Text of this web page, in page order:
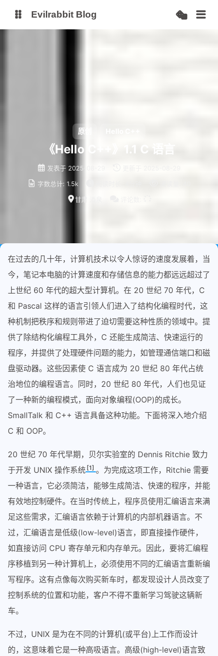
Evilrabbit Blog
原创
《Hello C++》1.1 C 语言
发表于 2025-08-29
字数总计: 1.5k
甘肃 酒泉
在过去的几十年，计算机技术以令人惊讶的速度发展着，当
今，笔记本电脑的计算速度和存储信息的能力都远远超过了
上世纪 60 年代的超大型计算机。在 20 世纪 70 年代，C
和 Pascal 这样的语言引领人们进入了结构化编程时代，这
种机制把秩序和规则带进了迫切需要这种性质的领域中。提
供了除结构化编程工具外，C 还能生成简洁、快速运行的
程序，并提供了处理硬件问题的能力，如管理通信端口和磁
盘驱动器。这些因素使 C 语言成为 20 世纪 80 年代占统
治地位的编程语言。同时，20 世纪 80 年代，人们也见证
了一种新的编程模式，面向对象编程(OOP)的成长。
SmallTalk 和 C++ 语言具备这种功能。下面将深入地介绍
C 和 OOP。
20 世纪 70 年代早期，贝尔实验室的 Dennis Ritchie 致力
于开发 UNIX 操作系统 [1] 。为完成这项工作，Ritchie 需要
一种语言，它必须简洁，能够生成简洁、快速的程序，并能
有效地控制硬件。在当时传统上，程序员使用汇编语言来满
足这些需求，汇编语言依赖于计算机的内部机器语言。不
过，汇编语言是低级(low-level)语言，即直接操作硬件，
如直接访问 CPU 寄存单元和内存单元。因此，要将汇编程
序移植到另一种计算机上，必须使用不同的汇编语言重新编
写程序。这有点像每次购买新车时，都发现设计人员改变了
控制系统的位置和功能，客户不得不重新学习驾驶这辆新
车。
不过，UNIX 是为在不同的计算机(或平台)上工作而设计
的，这意味着它是一种高吸语言。高级(high-level)语言致